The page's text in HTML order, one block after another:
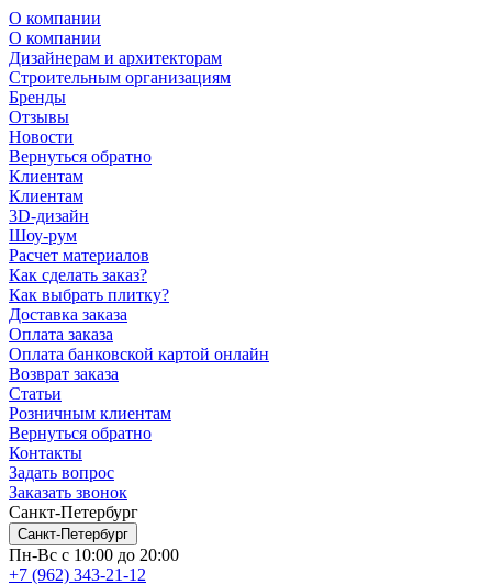
О компании
О компании
Дизайнерам и архитекторам
Строительным организациям
Бренды
Отзывы
Новости
Вернуться обратно
Клиентам
Клиентам
3D-дизайн
Шоу-рум
Расчет материалов
Как сделать заказ?
Как выбрать плитку?
Доставка заказа
Оплата заказа
Оплата банковской картой онлайн
Возврат заказа
Статьи
Розничным клиентам
Вернуться обратно
Контакты
Задать вопрос
Заказать звонок
Санкт-Петербург
Санкт-Петербург
Пн-Вс с 10:00 до 20:00
+7 (962) 343-21-12